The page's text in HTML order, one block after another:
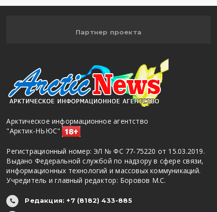
Партнер проекта
Арктическое информационное агентство
"Арктик-НЬЮС"
Регистрационный номер: ЭЛ № ФС 77-75220 от 15.03.2019.
Выдано Федеральной службой по надзору в сфере связи,
информационных технологий и массовых коммуникаций.
Учредитель и главный редактор: Боровов М.С.
Редакция: +7 (8182) 433-885